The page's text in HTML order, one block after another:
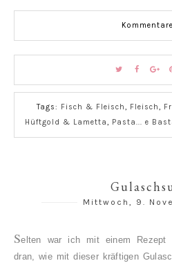
Tags: Fisch & Fleisch, Fleisch,
Hüftgold & Lametta, Pasta... e
Mittwoch, 9.
Selten war ich mit einem Rezept
dran, wie mit dieser kräftigen